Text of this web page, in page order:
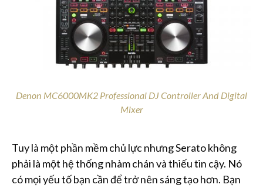
Denon MC6000MK2 Professional DJ Controller And Digital
Mixer
Tuy là một phần mềm chủ lực nhưng Serato không
phải là một hệ thống nhàm chán và thiếu tin cậy. Nó
có mọi yếu tố bạn cần để trở nên sáng tạo hơn. Bạn